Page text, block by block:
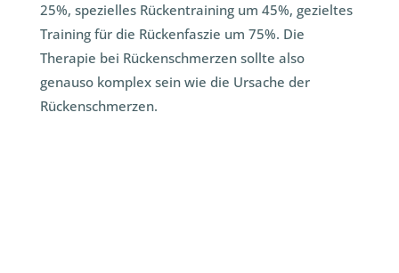
25%, spezielles Rückentraining um 45%, gezieltes
Training für die Rückenfaszie um 75%. Die
Therapie bei Rückenschmerzen sollte also
genauso komplex sein wie die Ursache der
Rückenschmerzen.